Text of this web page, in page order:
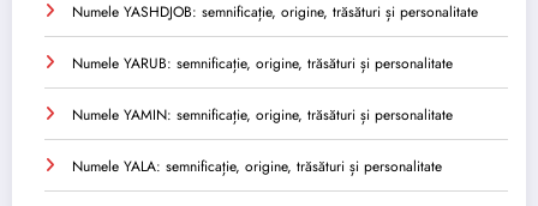
Numele YASHDJOB: semnificație, origine, trăsături și personalitate
Numele YARUB: semnificație, origine, trăsături și personalitate
Numele YAMIN: semnificație, origine, trăsături și personalitate
Numele YALA: semnificație, origine, trăsături și personalitate